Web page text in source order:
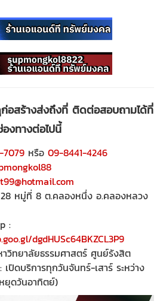
ก่อสร้างส่งถึงที่ ติดต่อสอบถามได้ที่
องทางต่อไปนี้
7079 หรือ 09-8441-4246
หมู่ที่ 8 ต.คลองหนึ่ง อ.คลองหลวง
:
dgdHUSc64BKZCL3P9
วิทยาลัยธรรมศาสตร์ ศูนย์รังสิต
เปิดบริการทุกวันจันทร์-เสาร์ ระหว่าง
ยุดวันอาทิตย์)